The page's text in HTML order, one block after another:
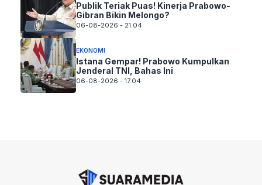
Publik Teriak Puas! Kinerja Prabowo-
Gibran Bikin Melongo?
06-08-2026 - 21.04
EKONOMI
Istana Gempar! Prabowo Kumpulkan
Jenderal TNI, Bahas Ini
06-08-2026 - 17.04